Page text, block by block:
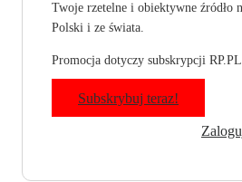
Twoje rzetelne i obiektywne źródło
Polski i ze świata.
Promocja dotyczy subskrypcji
Subskrybuj teraz!